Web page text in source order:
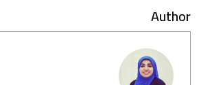
Author